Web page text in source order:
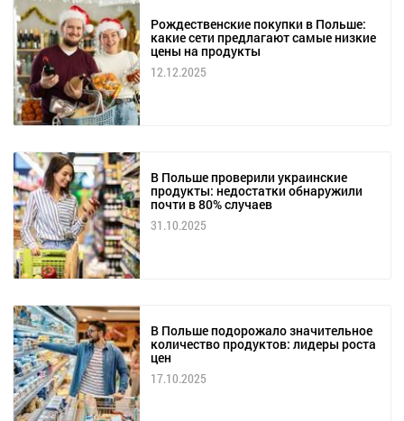
Рождественские покупки в Польше:
какие сети предлагают самые низкие
цены на продукты
12.12.2025
В Польше проверили украинские
продукты: недостатки обнаружили
почти в 80% случаев
31.10.2025
В Польше подорожало значительное
количество продуктов: лидеры роста
цен
17.10.2025